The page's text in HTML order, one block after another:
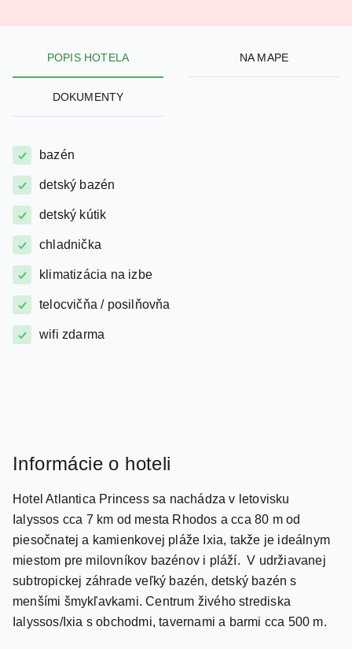
DOKUMENTY
detský bazén
detský kútik
chladnička
klimatizácia na izbe
telocvičňa / posilňovňa
wifi zdarma
Hotel Atlantica Princess sa nachádza v letovisku
piesočnatej a kamienkovej pláže Ixia, takže je ideálnym
miestom pre milovníkov bazénov i pláží. V udržiavanej
subtropickej záhrade veľký bazén, detský bazén s
menšími šmykľavkami. Centrum živého strediska
Ialyssos/Ixia s obchodmi, tavernami a barmi cca 500 m.